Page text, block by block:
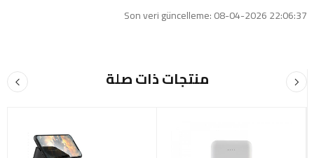
Son veri güncelleme: 08-04-2026 22:06:37
منتجات ذات صلة